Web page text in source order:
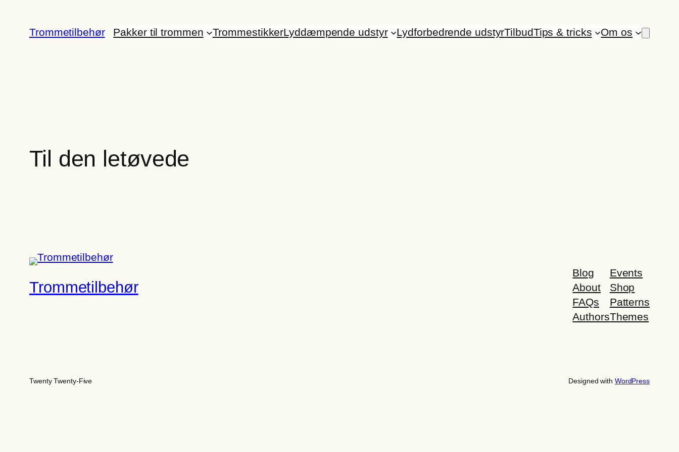
indhold
Trommetilbehør Pakker til trommen TrommestikkerLyddæmpende udstyr Lydforbedrende udstyrTilbudTips & tricks Om os
Til den letøvede
Trommetilbehør
Blog
About
FAQs
Authors
Events
Shop
Patterns
Themes
Twenty Twenty-Five Designed with WordPress